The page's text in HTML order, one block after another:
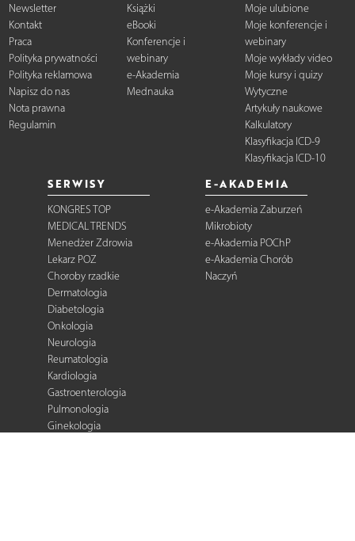
Newsletter
Kontakt
Praca
Polityka prywatności
Polityka reklamowa
Napisz do nas
Nota prawna
Regulamin
Książki
eBooki
Konferencje i
webinary
e-Akademia
Mednauka
Moje ulubione
Moje konferencje i
webinary
Moje wykłady video
Moje kursy i quizy
Wytyczne
Artykuły naukowe
Kalkulatory
Klasyfikacja ICD-9
Klasyfikacja ICD-10
SERWISY
KONGRES TOP
MEDICAL TRENDS
Menedżer Zdrowia
Lekarz POZ
Choroby rzadkie
Dermatologia
Diabetologia
Onkologia
Neurologia
Reumatologia
Kardiologia
Gastroenterologia
Pulmonologia
Ginekologia
E-AKADEMIA
e-Akademia Zaburzeń
Mikrobioty
e-Akademia POChP
e-Akademia Chorób
Naczyń